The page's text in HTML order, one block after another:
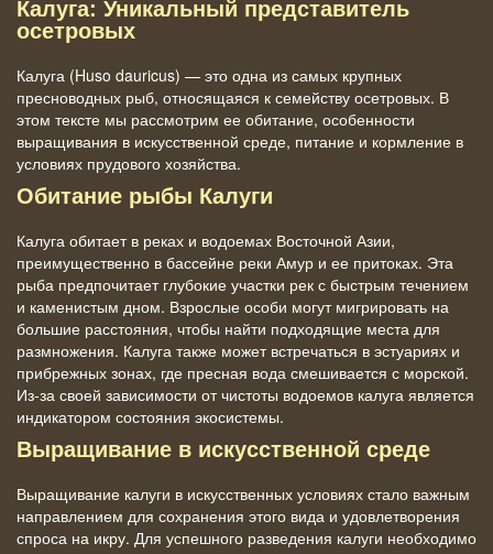
Калуга: Уникальный представитель
осетровых
Калуга (Huso dauricus) — это одна из самых крупных
пресноводных рыб, относящаяся к семейству осетровых. В
этом тексте мы рассмотрим ее обитание, особенности
выращивания в искусственной среде, питание и кормление в
условиях прудового хозяйства.
Обитание рыбы Калуги
Калуга обитает в реках и водоемах Восточной Азии,
преимущественно в бассейне реки Амур и ее притоках. Эта
рыба предпочитает глубокие участки рек с быстрым течением
и каменистым дном. Взрослые особи могут мигрировать на
большие расстояния, чтобы найти подходящие места для
размножения. Калуга также может встречаться в эстуариях и
прибрежных зонах, где пресная вода смешивается с морской.
Из-за своей зависимости от чистоты водоемов калуга является
индикатором состояния экосистемы.
Выращивание в искусственной среде
Выращивание калуги в искусственных условиях стало важным
направлением для сохранения этого вида и удовлетворения
спроса на икру. Для успешного разведения калуги необходимо